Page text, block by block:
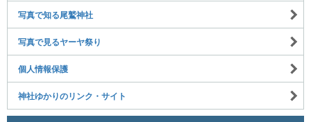
写真で知る尾鷲神社
写真で見るヤーヤ祭り
個人情報保護
神社ゆかりのリンク・サイト